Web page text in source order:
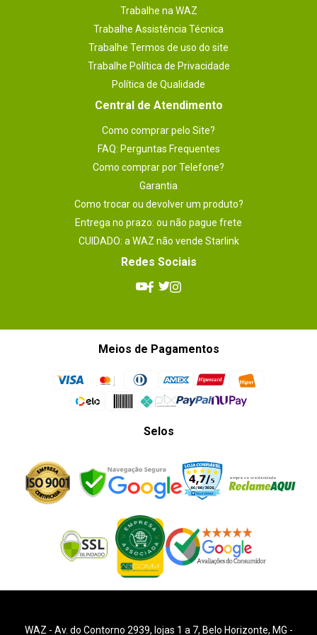
Trabalhe na WAZ
Trabalhe Assistência Técnica
Trabalhe Termos de uso do site
Trabalhe Política de Privacidade
Política de Qualidade
Central de Atendimento
Como comprar pelo Site?
FAQ: Perguntas Frequentes
Como comprar por Telefone?
Garantia
Como trocar ou devolver um produto?
Entrega no prazo: ou não pague frete
CUIDADO: a WAZ não vende Starlink
Redes Sociais
Meios de Pagamentos
Selos
WAZ - Av. do Contorno 2939, lojas 1 a 7, Belo Horizonte, MG -